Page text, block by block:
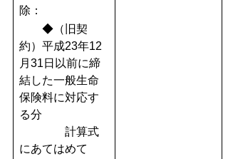
除：
◆（旧契
約）平成23年12
月31日以前に締
結した一般生命
保険料に対応す
る分
計算式
にあてはめて